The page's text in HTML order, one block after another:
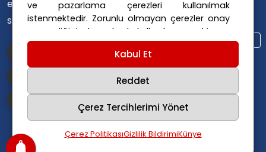
ve pazarlama çerezleri kullanılmak
istenmektedir. Zorunlu olmayan çerezler onay
vermediğiniz durumlarda kullanılmayacaktır.
Ayarlarınız 365 gün saklanır.
veGizlilik Politikasıiçin linklere tıklayınız.
Kabul Et
Reddet
Çerez Tercihlerimi Yönet
Çerez PolitikasıGizlilik BildirimiKünye
etmelerini
sağlıyoruz.
Graz Okul Saldırısı
Internet Dolandırıcılığı
Itfaiye Müdahalesi
Viyana Polisi
Viyana Suç Haberleri